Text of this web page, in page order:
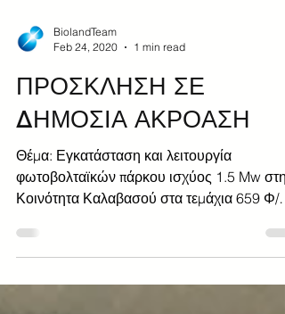
Feb 24, 2020
1 min read
ΠΡΟΣΚΛΗΣΗ ΣΕ
ΔΗΜΟΣΙΑ ΑΚΡΟΑΣΗ
Θέμα: Εγκατάσταση και λειτουργία
Κοινότητα Καλαβασού στα τεμάχια 659 Φ/
55/20 στην τοποθεσία...